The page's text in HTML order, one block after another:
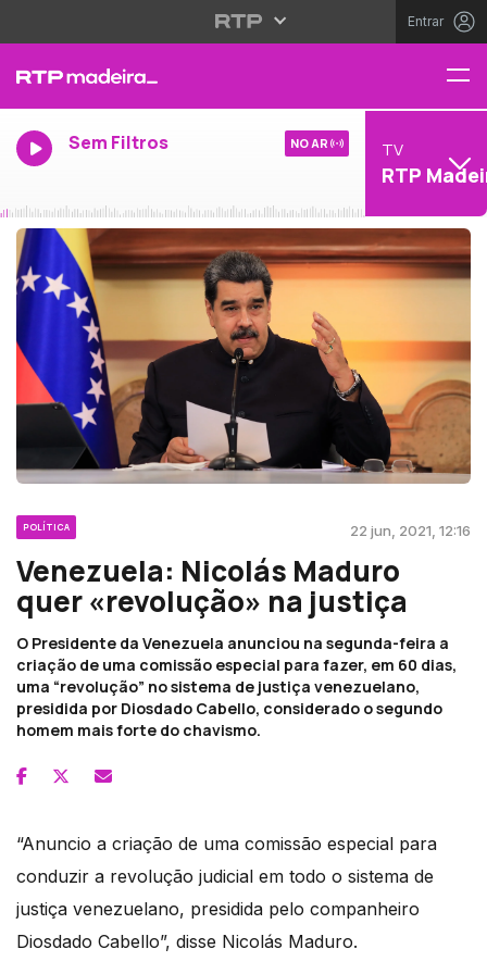
Entrar
Sem Filtros NO AR TV
RTP
POLÍTICA 22 jun, 2021, 12:16
Venezuela: Nicolás Maduro
quer «revolução» na justiça
O Presidente da Venezuela anunciou na segunda-feira a
criação de uma comissão especial para fazer, em 60 dias,
uma “revolução” no sistema de justiça venezuelano,
presidida por Diosdado Cabello, considerado o segundo
homem mais forte do chavismo.
“Anuncio a criação de uma comissão especial para
conduzir a revolução judicial em todo o sistema de
justiça venezuelano, presidida pelo companheiro
Diosdado Cabello”, disse Nicolás Maduro.